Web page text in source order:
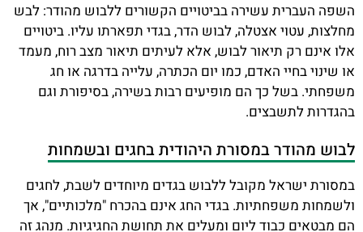
השפה העברית עשירה בביטויים הקשורים ללבוש מהודר: לבש
מחלצות, עטוי אצטלה, לבוש הדר, בגדי תפארתו עליו. ביטויים
אלו אינם רק תיאור לבוש, אלא לעיתים תיאור מצב רוח, מעמד
או שינוי בחיי האדם, כמו יום הכתרה, עלייה בדרגה או חג
משפחתי. בשל כך הם מופיעים רבות בשירה, בסיפורת וגם
בהגדרות לתשבצים.
לבוש מהודר במסורת היהודית בחגים ובשמחות
במסורת ישראל מקובל ללבוש בגדים מיוחדים לשבת, לחגים
ולשמחות משפחתיות. בגדי החג אינם בהכרח "מלכותיים", אך
הם מבטאים כבוד ליום ומעלים את תחושת החגיגיות. מנהג זה